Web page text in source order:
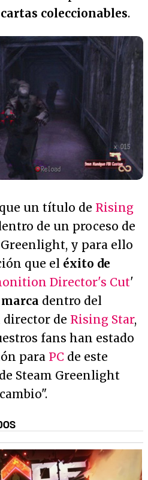
cartas coleccionables.
un título de Rising
de un proceso de
y para ello
que el éxito de
Director's Cut'
dentro del
director de Rising Star,
fans han estado
para PC de este
Steam Greenlight
.